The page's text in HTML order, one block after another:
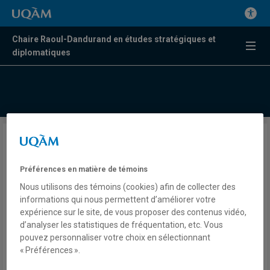
Chaire Raoul-Dandurand en études stratégiques et
diplomatiques
Les relations sino-russes au
tournant du XXIe siècle : Un
aperçu
Par Olga Alexeeva
Chaire Raoul-Dandurand en études
Préférences en matière de témoins
Nous utilisons des témoins (cookies) afin de collecter des
informations qui nous permettent d’améliorer votre
expérience sur le site, de vous proposer des contenus vidéo,
d’analyser les statistiques de fréquentation, etc. Vous
pouvez personnaliser votre choix en sélectionnant
« Préférences ».